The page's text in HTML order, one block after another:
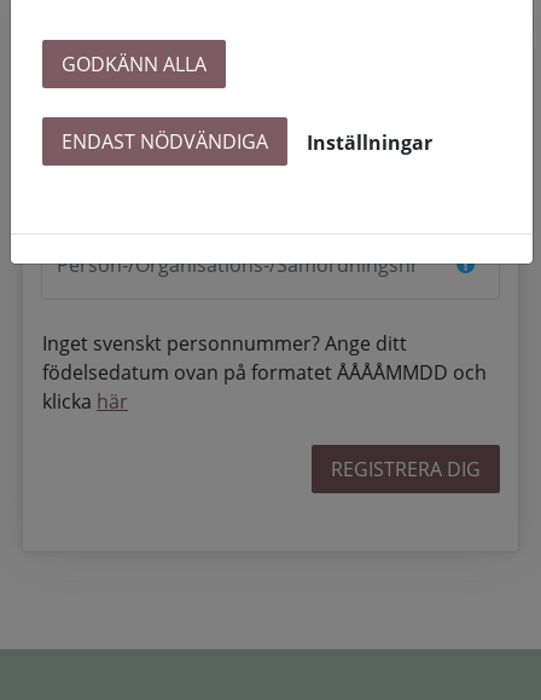
Fyll i ditt
tryck på registrera dig. En validering kommer ske
ifall numret redan finns.
Inget svenskt personnummer? Ange ditt
födelsedatum ovan på formatet ÅÅÅÅMMDD och
klicka här
REGISTRERA DIG
GODKÄNN ALLA
ENDAST NÖDVÄNDIGA Inställningar